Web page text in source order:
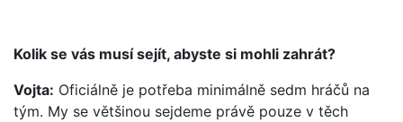
Kolik se vás musí sejít, abyste si mohli zahrát?
Vojta: Oficiálně je potřeba minimálně sedm hráčů na
tým. My se většinou sejdeme právě pouze v těch